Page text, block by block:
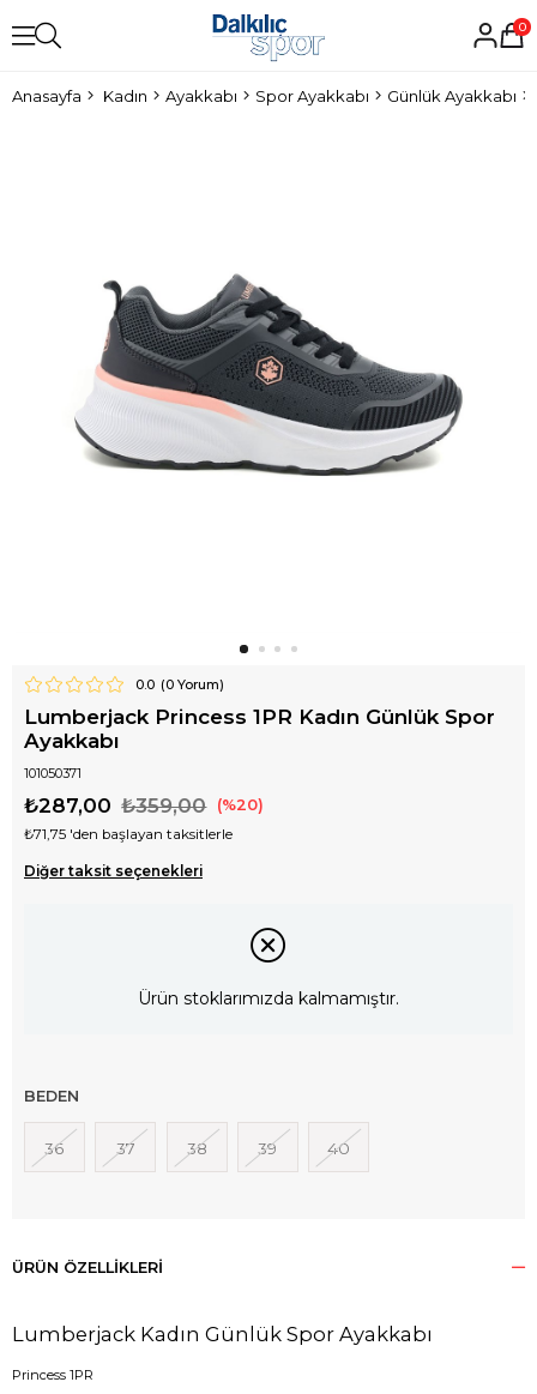
0
Anasayfa Kadın Ayakkabı Spor Ayakkabı Günlük Ayakkabı
0.0 (0Yorum)
Lumberjack Princess 1PR Kadın Günlük Spor
Ayakkabı
101050371
₺359,00
₺287,00 20
₺71,75 'den başlayan taksitlerle
Diğer taksit seçenekleri
Ürün stoklarımızda kalmamıştır.
BEDEN
36 37 38 39 40
ÜRÜN ÖZELLIKLERI
Lumberjack Kadın Günlük Spor Ayakkabı
Princess 1PR